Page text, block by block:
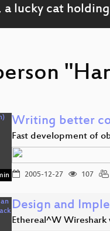
Writing better
Fast development of
2005-12-27 107
Design and
Ethereal^W